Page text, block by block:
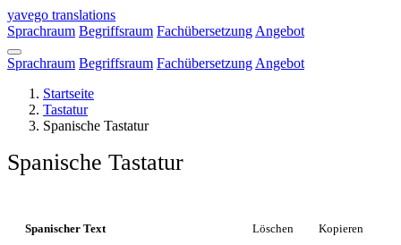
Direkt
zum
Inhalt
yavego translations
Sprachraum Begriffsraum Fachübersetzung Angebot
Sprachraum Begriffsraum Fachübersetzung Angebot
Pfadnavigation
Startseite
Tastatur
Spanische Tastatur
Spanische Tastatur
Spanischer Text Löschen Kopieren